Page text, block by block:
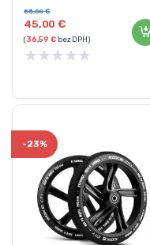
Materiál kolies: PU, 83A (guma)
45,00€
55,00€
(36,59€bez DPH)
★★★★★
-23%